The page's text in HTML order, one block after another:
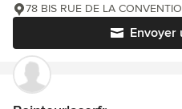
Envoyer
78 BIS RUE DE LA